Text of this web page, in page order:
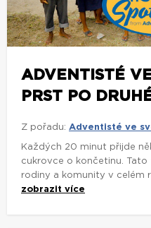
ADVENTISTÉ
PRST PO
Z pořadu: Adventisté ve
Každých 20 minut přijde
cukrovce o končetinu.
rodiny a komunity v celém
zobrazit více